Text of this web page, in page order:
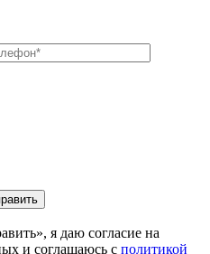
я даю согласие на
и соглашаюсь с политикой